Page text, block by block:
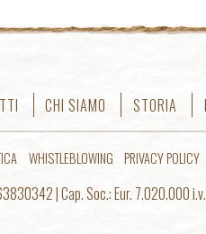
CHI SIAMO STORIA
WHISTLEBLOWING PRIVACY POLICY
| Cap. Soc.: Eur. 7.020.000